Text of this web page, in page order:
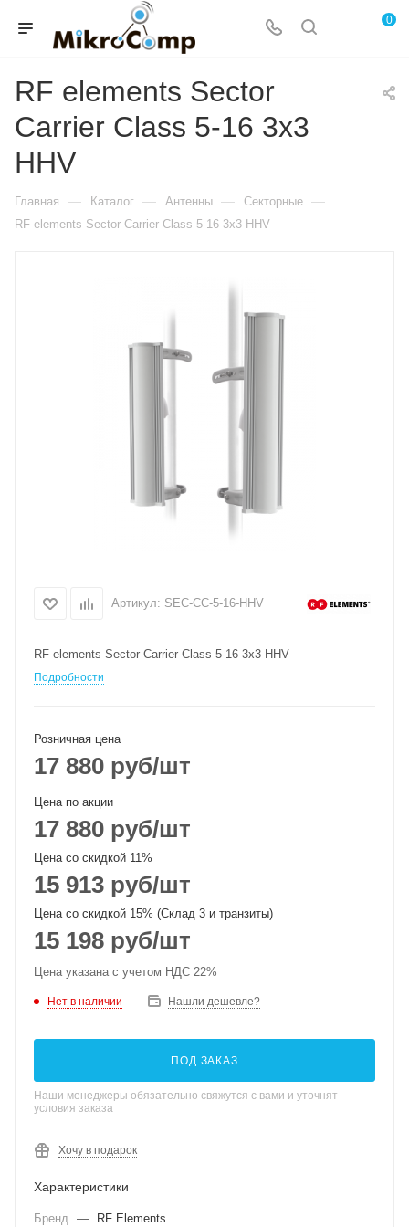
0
RF elements Sector
Carrier Class 5-16 3x3
HHV
Главная — Каталог — Антенны — Секторные —
RF elements Sector Carrier Class 5-16 3x3 HHV
Артикул: SEC-CC-5-16-HHV
RF elements Sector Carrier Class 5-16 3x3 HHV
Подробности
Розничная цена
17 880 руб/шт
Цена по акции
17 880 руб/шт
Цена со скидкой 11%
15 913 руб/шт
Цена со скидкой 15% (Склад 3 и транзиты)
15 198 руб/шт
Цена указана с учетом НДС 22%
Нет в наличии Нашли дешевле?
ПОД ЗАКАЗ
Наши менеджеры обязательно свяжутся с вами и уточнят
условия заказа
Хочу в подарок
Характеристики
Бренд —
RF Elements